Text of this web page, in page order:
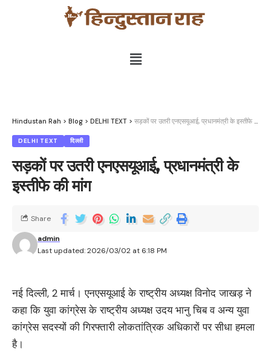
Hindustan Rah > Blog > DELHI TEXT > सड़कों पर उतरी एनएसयूआई, प्रधानमंत्री के इस्तीफे की मांग
DELHI TEXT दिल्ली
सड़कों पर उतरी एनएसयूआई, प्रधानमंत्री के
इस्तीफे की मांग
Last updated: 2026/03/02 at 6:18 PM
admin
Share
नई दिल्ली, 2 मार्च। एनएसयूआई के राष्ट्रीय अध्यक्ष विनोद जाखड़ ने
कहा कि युवा कांग्रेस के राष्ट्रीय अध्यक्ष उदय भानु चिब व अन्य युवा
कांग्रेस सदस्यों की गिरफ्तारी लोकतांत्रिक अधिकारों पर सीधा हमला
है।